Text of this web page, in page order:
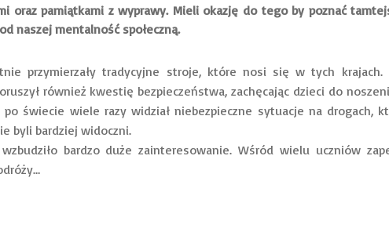
oraz pamiątkami z wyprawy. ​Mieli okazję do tego by poznać
naszej mentalność społeczną.
przymierzały tradycyjne stroje, które nosi się w tych krajach.
również kwestię bezpieczeństwa, zachęcając dzieci do
po świecie wiele razy widział niebezpieczne sytuacje na drogach,
byli bardziej widoczni.
bardzo duże zainteresowanie. Wśród wielu uczniów